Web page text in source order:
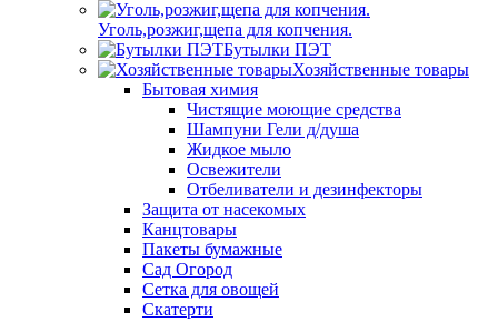
Уголь,розжиг,щепа для копчения.
Бутылки ПЭТ
Хозяйственные товары
Бытовая химия
Чистящие моющие средства
Шампуни Гели д/душа
Жидкое мыло
Освежители
Отбеливатели и дезинфекторы
Защита от насекомых
Канцтовары
Пакеты бумажные
Сад Огород
Сетка для овощей
Скатерти